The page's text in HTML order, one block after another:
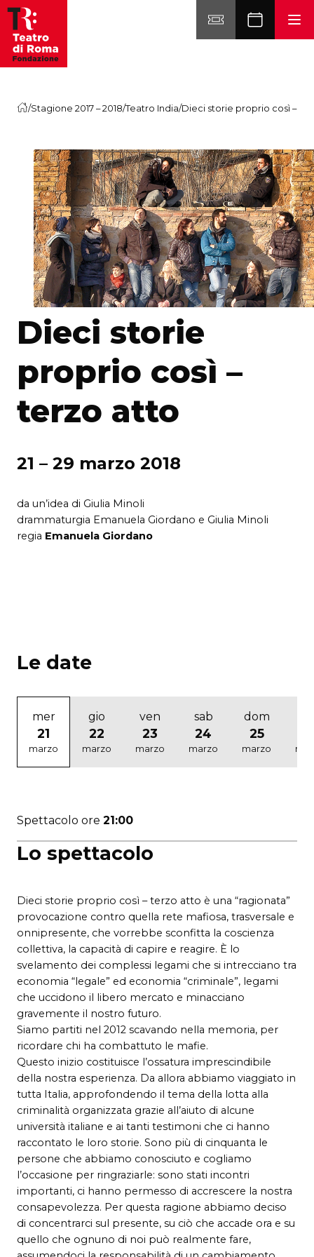
Vai al contenuto
/Stagione 2017 – 2018/Teatro India/Dieci storie proprio così –
Dieci storie
proprio così –
terzo atto
21 – 29 marzo 2018
da un’idea di Giulia Minoli
drammaturgia Emanuela Giordano e Giulia Minoli
regia Emanuela Giordano
Lo spettacolo
Dieci storie proprio così – terzo atto è una “ragionata”
provocazione contro quella rete mafiosa, trasversale e
onnipresente, che vorrebbe sconfitta la coscienza
collettiva, la capacità di capire e reagire. È lo
svelamento dei complessi legami che si intrecciano tra
economia “legale” ed economia “criminale”, legami
che uccidono il libero mercato e minacciano
gravemente il nostro futuro.
Siamo partiti nel 2012 scavando nella memoria, per
ricordare chi ha combattuto le mafie.
Questo inizio costituisce l’ossatura imprescindibile
della nostra esperienza. Da allora abbiamo viaggiato in
tutta Italia, approfondendo il tema della lotta alla
criminalità organizzata grazie all’aiuto di alcune
università italiane e ai tanti testimoni che ci hanno
raccontato le loro storie. Sono più di cinquanta le
persone che abbiamo conosciuto e cogliamo
l’occasione per ringraziarle: sono stati incontri
importanti, ci hanno permesso di accrescere la nostra
consapevolezza. Per questa ragione abbiamo deciso
di concentrarci sul presente, su ciò che accade ora e su
quello che ognuno di noi può realmente fare,
Le date
mer
21
marzo
gio
22
marzo
ven
23
marzo
sab
24
marzo
dom
25
marzo
Spettacolo ore 21:00